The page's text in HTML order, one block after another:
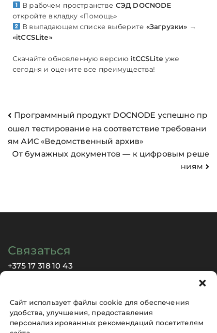
Сайт использует файлы cookie для обеспечения
удобства, улучшения, предоставления
персонализированных рекомендаций посетителям
В рабочем пространстве СЭД DOCNODE
откройте вкладку «Помощь»
В выпадающем списке выберите «Загрузки» →
«itCCSLite»
Скачайте обновленную версию itCCSLiteуже
сегодня и оцените все преимущества!
Программный продукт DOCNODE успешно пр
ошел тестирование на соответствие требовани
ям АИС «Ведомственный архив»
От бумажных документов — к цифровым реше
ниям
Связаться
+375 17 318 10 43
Техническая поддержка